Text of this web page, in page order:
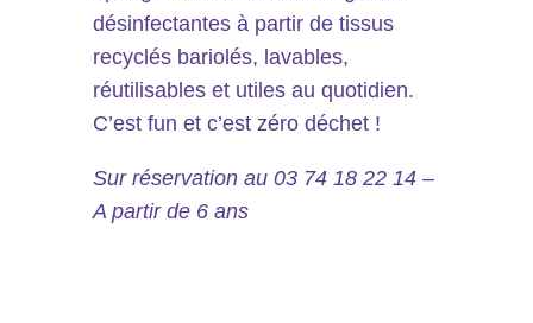
désinfectantes à partir de tissus
recyclés bariolés, lavables,
réutilisables et utiles au quotidien.
C’est fun et c’est zéro déchet !
Sur réservation au 03 74 18 22 14 –
A partir de 6 ans